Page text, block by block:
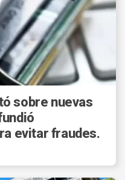
sobre nuevas
evitar fraudes.